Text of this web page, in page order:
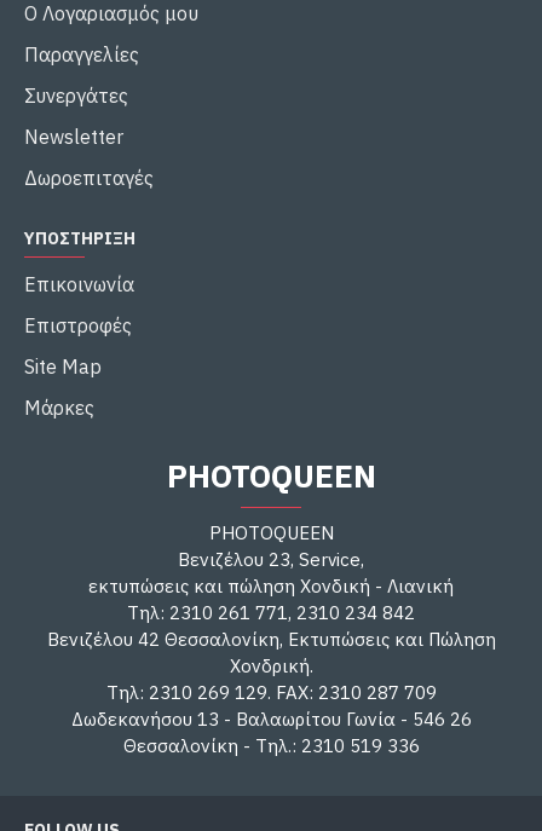
Ο Λογαριασμός μου
Παραγγελίες
Συνεργάτες
Newsletter
Δωροεπιταγές
ΥΠΟΣΤΉΡΙΞΗ
Επικοινωνία
Επιστροφές
Site Map
Μάρκες
PHOTOQUEEN
PHOTOQUEEN
Βενιζέλου 23, Service,
εκτυπώσεις και πώληση Χονδική - Λιανική
Τηλ: 2310 261 771, 2310 234 842
Βενιζέλου 42 Θεσσαλονίκη, Εκτυπώσεις και Πώληση
Χονδρική.
Τηλ: 2310 269 129. FAX: 2310 287 709
Δωδεκανήσου 13 - Βαλαωρίτου Γωνία - 546 26
Θεσσαλονίκη - Τηλ.: 2310 519 336